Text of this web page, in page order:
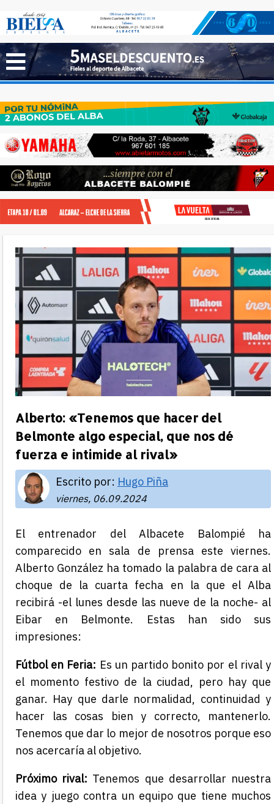
Alberto: «Tenemos que hacer del
Belmonte algo especial, que nos dé
fuerza e intimide al rival»
Escrito por: Hugo Piña
viernes, 06.09.2024
El entrenador del Albacete Balompié ha
comparecido en sala de prensa este viernes.
Alberto González ha tomado la palabra de cara al
choque de la cuarta fecha en la que el Alba
recibirá -el lunes desde las nueve de la noche- al
Eibar en Belmonte. Estas han sido sus
impresiones:
Fútbol en Feria: Es un partido bonito por el rival y
el momento festivo de la ciudad, pero hay que
ganar. Hay que darle normalidad, continuidad y
hacer las cosas bien y correcto, mantenerlo.
Tenemos que dar lo mejor de nosotros porque eso
nos acercaría al objetivo.
Próximo rival: Tenemos que desarrollar nuestra
idea y juego contra un equipo que tiene muchos